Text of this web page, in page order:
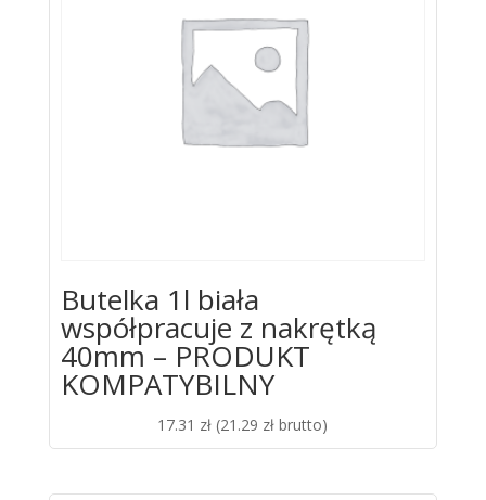
Butelka 1l biała
współpracuje z nakrętką
40mm – PRODUKT
KOMPATYBILNY
17.31 zł (21.29 zł brutto)